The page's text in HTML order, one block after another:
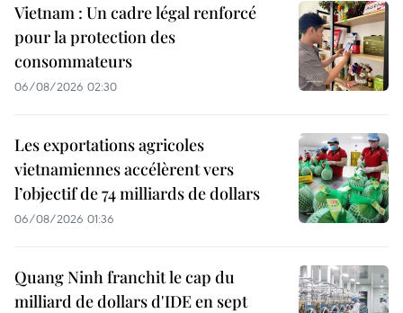
Vietnam : Un cadre légal renforcé
pour la protection des
consommateurs
06/08/2026 02:30
Les exportations agricoles
vietnamiennes accélèrent vers
l’objectif de 74 milliards de dollars
06/08/2026 01:36
Quang Ninh franchit le cap du
milliard de dollars d'IDE en sept